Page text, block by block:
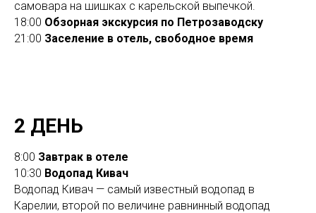
самовара на шишках с карельской выпечкой.
18:00 Обзорная экскурсия по Петрозаводску
21:00 Заселение в отель, свободное время
2 ДЕНЬ
8:00 Завтрак в отеле
10:30 Водопад Кивач
Водопад Кивач — самый известный водопад в
Карелии, второй по величине равнинный водопад